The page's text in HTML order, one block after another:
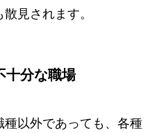
見されます。
十分な職場
種以外であっても、各種